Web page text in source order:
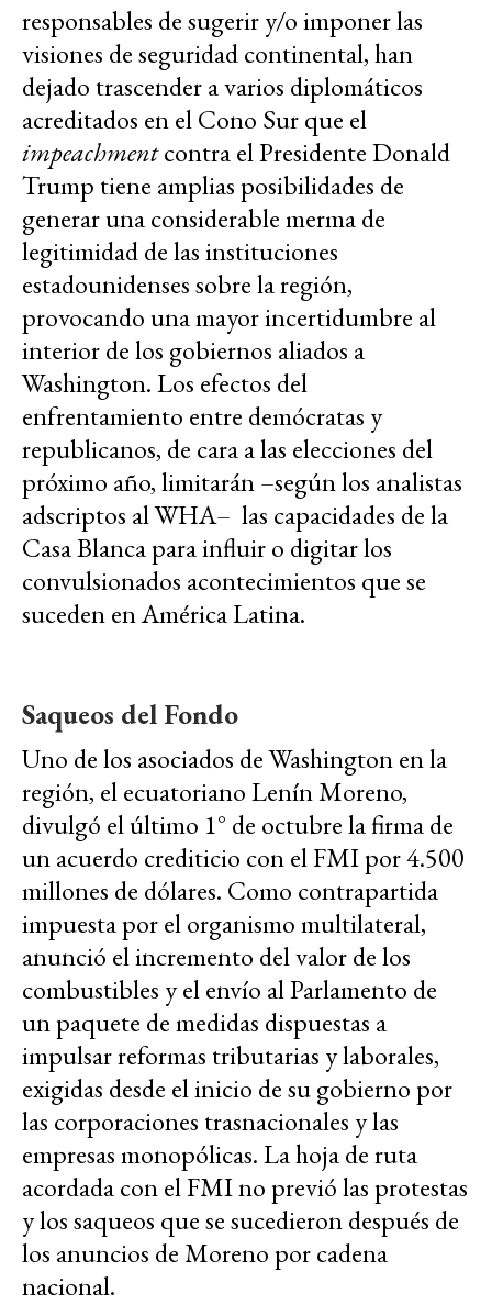
responsables de sugerir y/o imponer las
visiones de seguridad continental, han
dejado trascender a varios diplomáticos
acreditados en el Cono Sur que el
impeachmentcontra el Presidente Donald
Trump tiene amplias posibilidades de
generar una considerable merma de
legitimidad de las instituciones
estadounidenses sobre la región,
provocando una mayor incertidumbre al
interior de los gobiernos aliados a
Washington. Los efectos del
enfrentamiento entre demócratas y
republicanos, de cara a las elecciones del
próximo año, limitarán –según los analistas
adscriptos al WHA– las capacidades de la
Casa Blanca para influir o digitar los
convulsionados acontecimientos que se
suceden en América Latina.
Saqueos del Fondo
Uno de los asociados de Washington en la
región, el ecuatoriano Lenín Moreno,
divulgó el último 1° de octubre la firma de
un acuerdo crediticio con el FMI por 4.500
millones de dólares. Como contrapartida
impuesta por el organismo multilateral,
anunció el incremento del valor de los
combustibles y el envío al Parlamento de
un paquete de medidas dispuestas a
impulsar reformas tributarias y laborales,
exigidas desde el inicio de su gobierno por
las corporaciones trasnacionales y las
empresas monopólicas. La hoja de ruta
acordada con el FMI no previó las protestas
y los saqueos que se sucedieron después de
los anuncios de Moreno por cadena
nacional.